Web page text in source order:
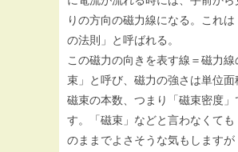
りの方向の磁力線になる。これは
の法則」と呼ばれる。
この磁力の向きを表す線＝磁力
束」と呼び、磁力の強さは単位
磁束の本数、つまり「磁束密度」
す。「磁束」などと言わなくても
のままでよさそうな気もしますが